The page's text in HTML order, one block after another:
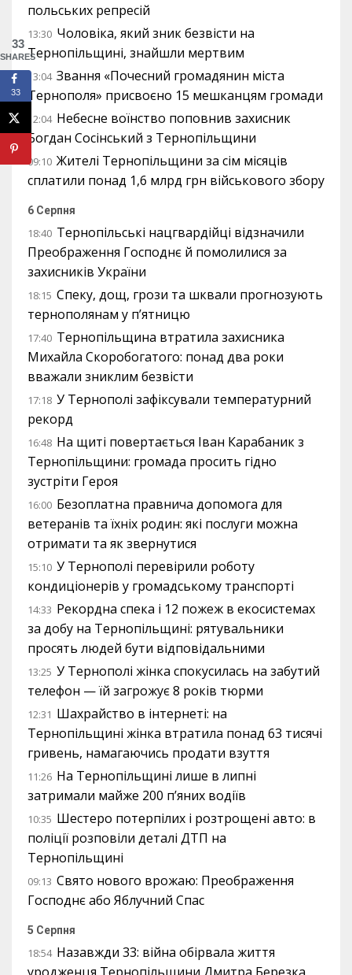
польських репресій
13:30 Чоловіка, який зник безвісти на
Тернопільщині, знайшли мертвим
13:04 Звання «Почесний громадянин міста
Тернополя» присвоєно 15 мешканцям громади
12:04 Небесне воїнство поповнив захисник
Богдан Сосінський з Тернопільщини
09:10 Жителі Тернопільщини за сім місяців
сплатили понад 1,6 млрд грн військового збору
6 Серпня
18:40 Тернопільські нацгвардійці відзначили
Преображення Господнє й помолилися за
захисників України
18:15 Спеку, дощ, грози та шквали прогнозують
тернополянам у п’ятницю
17:40 Тернопільщина втратила захисника
Михайла Скоробогатого: понад два роки
вважали зниклим безвісти
17:18 У Тернополі зафіксували температурний
рекорд
16:48 На щиті повертається Іван Карабаник з
Тернопільщини: громада просить гідно
зустріти Героя
16:00 Безоплатна правнича допомога для
ветеранів та їхніх родин: які послуги можна
отримати та як звернутися
15:10 У Тернополі перевірили роботу
кондиціонерів у громадському транспорті
14:33 Рекордна спека і 12 пожеж в екосистемах
за добу на Тернопільщині: рятувальники
просять людей бути відповідальними
13:25 У Тернополі жінка спокусилась на забутий
телефон — їй загрожує 8 років тюрми
12:31 Шахрайство в інтернеті: на
Тернопільщині жінка втратила понад 63 тисячі
гривень, намагаючись продати взуття
11:26 На Тернопільщині лише в липні
затримали майже 200 п’яних водіїв
10:35 Шестеро потерпілих і розтрощені авто: в
поліції розповіли деталі ДТП на
Тернопільщині
09:13 Свято нового врожаю: Преображення
Господнє або Яблучний Спас
5 Серпня
18:54 Назавжди 33: війна обірвала життя
уродженця Тернопільщини Дмитра Березка
33
SHARES
33